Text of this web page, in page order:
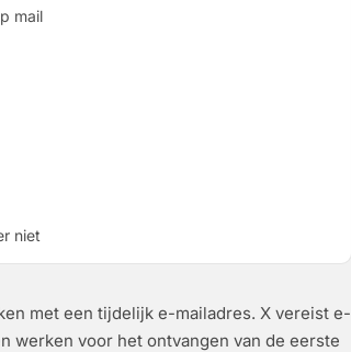
mail
niet
met een tijdelijk e-mailadres. X vereist e-
werken voor het ontvangen van de eerste